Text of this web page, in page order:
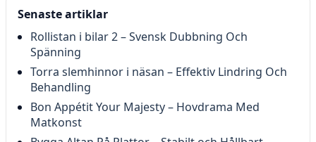
Senaste artiklar
Rollistan i bilar 2 – Svensk Dubbning Och
Spänning
Torra slemhinnor i näsan – Effektiv Lindring Och
Behandling
Bon Appétit Your Majesty – Hovdrama Med
Matkonst